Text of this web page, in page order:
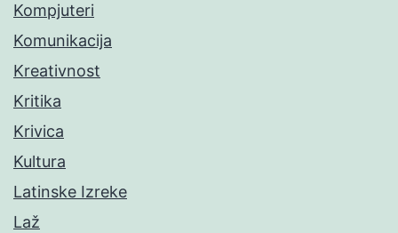
Kompjuteri
Komunikacija
Kreativnost
Kritika
Krivica
Kultura
Latinske Izreke
Laž